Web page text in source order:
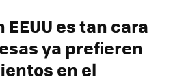
es tan cara
ya prefieren
en el